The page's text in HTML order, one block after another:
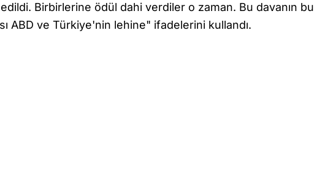
Birbirlerine ödül dahi verdiler o zaman. Bu davanın bu
ABD ve Türkiye'nin lehine" ifadelerini kullandı.